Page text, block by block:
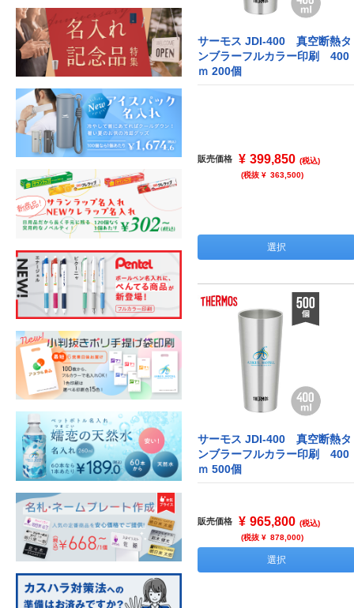
サーモス JDI-400 真空断熱タ
ンブラーフルカラー印刷 400
ｍ 200個
販売価格 ¥ 399,850 (税込)
(税抜 ¥ 363,500)
選択
サーモス JDI-400 真空断熱タ
ンブラーフルカラー印刷 400
ｍ 500個
販売価格 ¥ 965,800 (税込)
(税抜 ¥ 878,000)
選択